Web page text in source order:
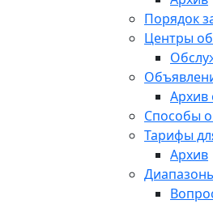
Порядок
Центры
Архив
Способы
Тарифы
Архив